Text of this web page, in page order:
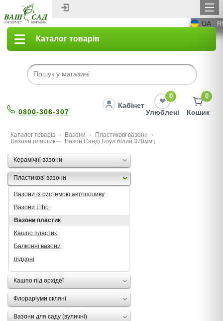
UA
Каталог товарів
0800-306-307
Кабінет
0
Улюблені
0
Кошик
Каталог товарів Вазони
Пластикові вазони
Вазони пластик
Вазон Санді Боул білий 370мм
Керамічні вазони
Пластикові вазони
Вазони із системою автополиву
Вазони Elho
Вазони пластик
Кашпо пластик
Балконні вазони
піддоні
Кашпо під орхідеї
Флораріуми скляні
Вазони для саду (вуличні)